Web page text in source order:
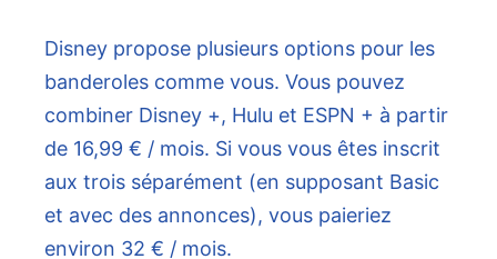
Disney propose plusieurs options pour les
banderoles comme vous. Vous pouvez
combiner Disney +, Hulu et ESPN + à partir
de 16,99 € / mois. Si vous vous êtes inscrit
aux trois séparément (en supposant Basic
et avec des annonces), vous paieriez
environ 32 € / mois.